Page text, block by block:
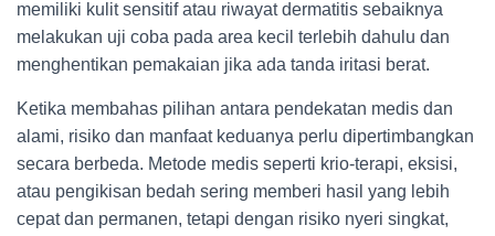
memiliki kulit sensitif atau riwayat dermatitis sebaiknya
melakukan uji coba pada area kecil terlebih dahulu dan
menghentikan pemakaian jika ada tanda iritasi berat.
Ketika membahas pilihan antara pendekatan medis dan
alami, risiko dan manfaat keduanya perlu dipertimbangkan
secara berbeda. Metode medis seperti krio-terapi, eksisi,
atau pengikisan bedah sering memberi hasil yang lebih
cepat dan permanen, tetapi dengan risiko nyeri singkat,